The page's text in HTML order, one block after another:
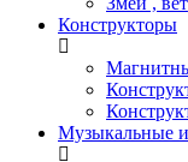
Конструкторы
Музыкальные